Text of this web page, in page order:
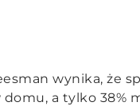
wynika, że
a tylko 38%